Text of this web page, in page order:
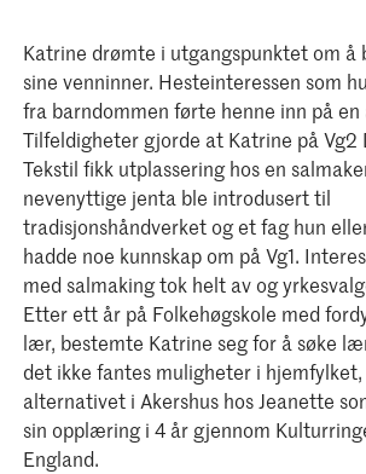
Katrine drømte i utgangspunktet om å
sine venninner. Hesteinteressen som
fra barndommen førte henne inn på en
Tilfeldigheter gjorde at Katrine på Vg2
Tekstil fikk utplassering hos en
nevenyttige jenta ble introdusert til
tradisjonshåndverket og et fag hun
hadde noe kunnskap om på Vg1.
med salmaking tok helt av og
Etter ett år på Folkehøgskole med
lær, bestemte Katrine seg for å søke
det ikke fantes muligheter i
alternativet i Akershus hos Jeanette
sin opplæring i 4 år gjennom
England.